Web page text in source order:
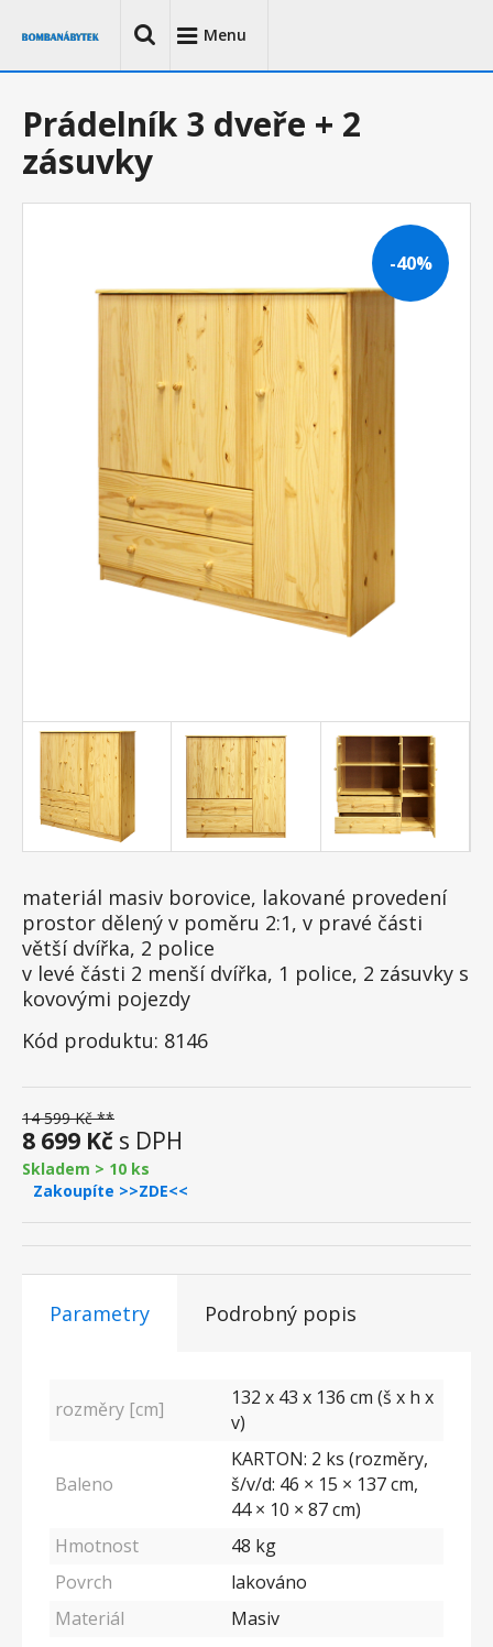
Menu
-40%
Prádelník 3 dveře + 2
zásuvky
materiál masiv borovice, lakované provedení
prostor dělený v poměru 2:1, v pravé části
větší dvířka, 2 police
v levé části 2 menší dvířka, 1 police, 2 zásuvky s
kovovými pojezdy
Kód produktu: 8146
14 599 Kč **
8 699 Kč s DPH
Skladem > 10 ks
Zakoupíte >>ZDE<<
Parametry Podrobný popis
rozměry [cm]
132 x 43 x 136 cm (š x h x
v)
Baleno
KARTON: 2 ks (rozměry,
š/v/d: 46 × 15 × 137 cm,
44 × 10 × 87 cm)
Hmotnost
48 kg
Povrch
lakováno
Materiál
Masiv